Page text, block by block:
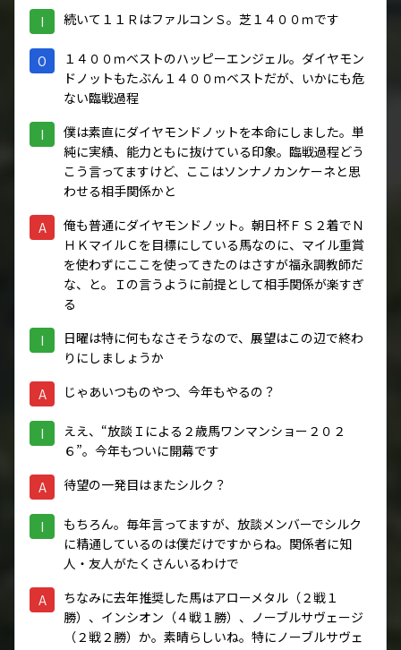
I 続いて１１ＲはファルコンＳ。芝１４００ｍです
O
１４００ｍベストのハッピーエンジェル。ダイヤモン
ドノットもたぶん１４００ｍベストだが、いかにも危
ない臨戦過程
I
僕は素直にダイヤモンドノットを本命にしました。単
純に実績、能力ともに抜けている印象。臨戦過程どう
こう言ってますけど、ここはソンナノカンケーネと思
わせる相手関係かと
A
俺も普通にダイヤモンドノット。朝日杯ＦＳ２着でＮ
ＨＫマイルＣを目標にしている馬なのに、マイル重賞
を使わずにここを使ってきたのはさすが福永調教師だ
な、と。Ｉの言うように前提として相手関係が楽すぎ
る
I
日曜は特に何もなさそうなので、展望はこの辺で終わ
りにしましょうか
A じゃあいつものやつ、今年もやるの？
I
ええ、“放談Ｉによる２歳馬ワンマンショー２０２
６”。今年もついに開幕です
A 待望の一発目はまたシルク？
I
もちろん。毎年言ってますが、放談メンバーでシルク
に精通しているのは僕だけですからね。関係者に知
人・友人がたくさんいるわけで
A
ちなみに去年推奨した馬はアローメタル（２戦１
勝）、インシオン（４戦１勝）、ノーブルサヴェージ
（２戦２勝）か。素晴らしいね。特にノーブルサヴェ